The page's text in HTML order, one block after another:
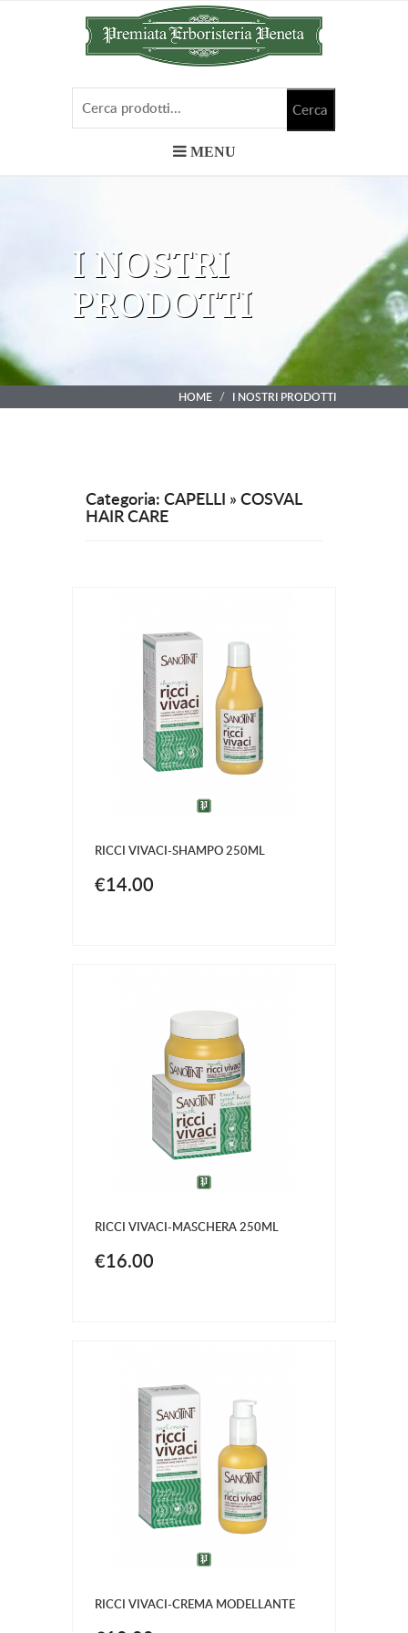
MENU
I NOSTRI
PRODOTTI
HOME I NOSTRI PRODOTTI
Categoria: CAPELLI » COSVAL
HAIR CARE
RICCI VIVACI-SHAMPO 250ML
€14.00
RICCI VIVACI-MASCHERA 250ML
€16.00
RICCI VIVACI-CREMA MODELLANTE